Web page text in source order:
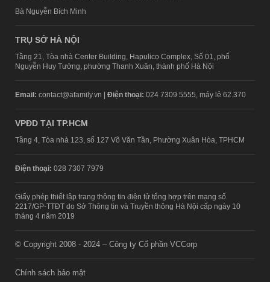
Bà Nguyễn Bích Minh
TRỤ SỞ HÀ NỘI
Tầng 21, Tòa nhà Center Building, Hapulico Complex, Số 01, phố
Nguyễn Huy Tưởng, phường Thanh Xuân, thành phố Hà Nội
Email: contact@afamily.vn | Điện thoại: 024 7309 5555, máy lẻ 62.370
VPĐD TẠI TP.HCM
Tầng 4, Tòa nhà 123, số 127 Võ Văn Tần, Phường Xuân Hòa, TPHCM
Điện thoại: 028 7307 7979
Giấy phép thiết lập trang thông tin điện tử tổng hợp trên mạng số
2217/GP-TTĐT do Sở Thông tin và Truyền thông Hà Nội cấp ngày 10
tháng 4 năm 2019
© Copyright 2008 - 2024 – Công ty Cổ phần VCCorp
Chính sách bảo mật